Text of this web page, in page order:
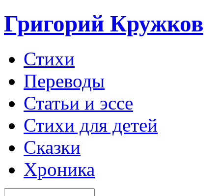
Григорий Кружков
Стихи
Переводы
Статьи и эссе
Стихи для детей
Сказки
Хроника